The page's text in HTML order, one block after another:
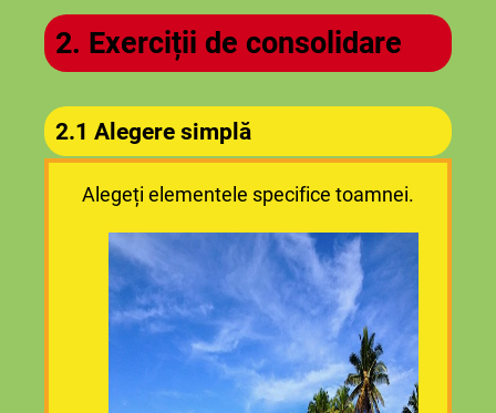
2. Exerciții de consolidare
2.1 Alegere simplă
Alegeți elementele specifice toamnei.